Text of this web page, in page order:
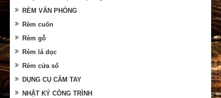
RÈM VĂN PHÒNG
Rèm cuốn
Rèm gỗ
Rèm lá dọc
Rèm cửa sổ
DỤNG CỤ CẦM TAY
NHẬT KÝ CÔNG TRÌNH